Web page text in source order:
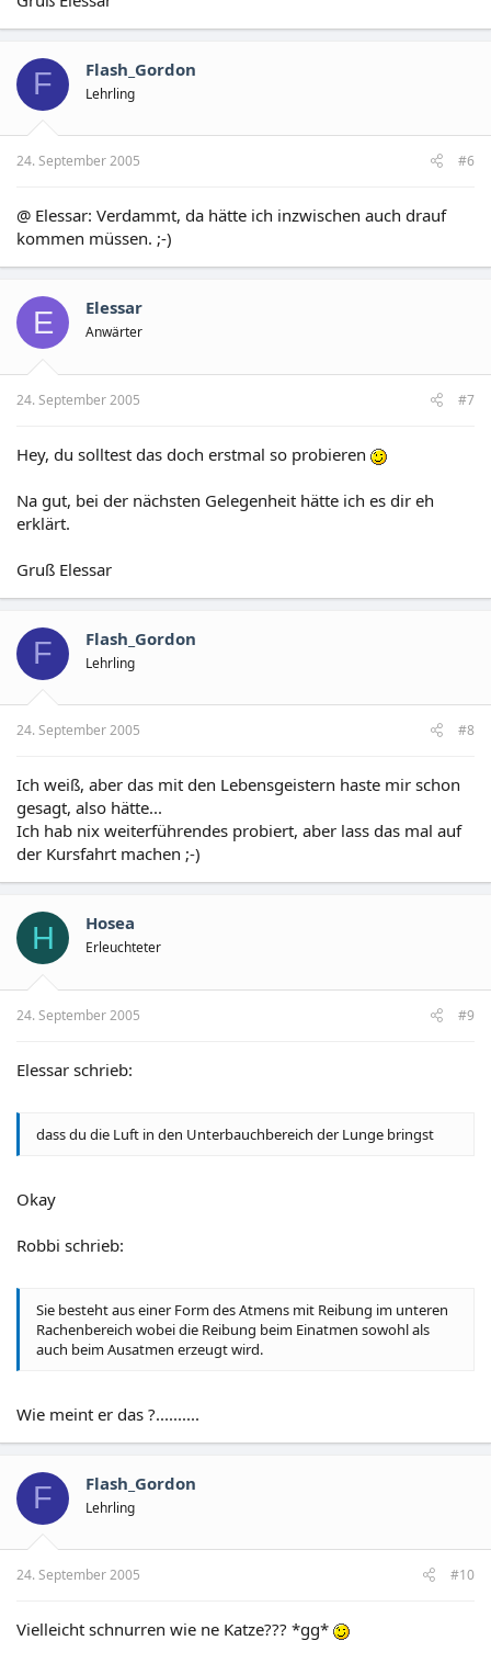
F Flash_Gordon
Lehrling
24. September 2005 #6
@ Elessar: Verdammt, da hätte ich inzwischen auch drauf
kommen müssen. ;-)
E Elessar
Anwärter
24. September 2005 #7
Hey, du solltest das doch erstmal so probieren
Na gut, bei der nächsten Gelegenheit hätte ich es dir eh
erklärt.
Gruß Elessar
F Flash_Gordon
Lehrling
24. September 2005 #8
Ich weiß, aber das mit den Lebensgeistern haste mir schon
gesagt, also hätte...
Ich hab nix weiterführendes probiert, aber lass das mal auf
der Kursfahrt machen ;-)
H Hosea
Erleuchteter
24. September 2005 #9
Elessar schrieb:
dass du die Luft in den Unterbauchbereich der Lunge bringst
Okay
Robbi schrieb:
Sie besteht aus einer Form des Atmens mit Reibung im unteren
Rachenbereich wobei die Reibung beim Einatmen sowohl als
auch beim Ausatmen erzeugt wird.
Wie meint er das ?..........
F Flash_Gordon
Lehrling
24. September 2005 #10
Vielleicht schnurren wie ne Katze??? *gg*